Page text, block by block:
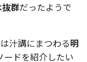
抜群だったようで
汁講にまつわる明
ードを紹介したい